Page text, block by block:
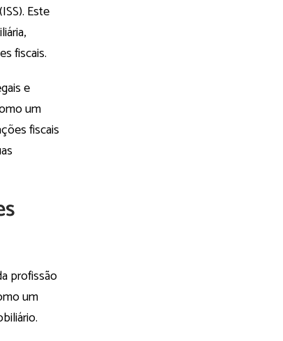
Este
fiscais.
e
um
fiscais
profissão
um